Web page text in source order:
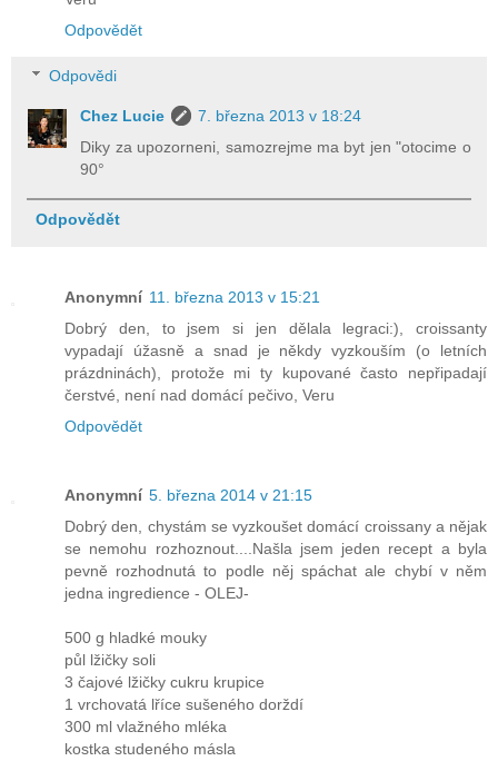
Odpovědět
Odpovědi
Chez Lucie
7. března 2013 v 18:24
Diky za upozorneni, samozrejme ma byt jen "otocime o
90°
Odpovědět
Anonymní 11. března 2013 v 15:21
Dobrý den, to jsem si jen dělala legraci:), croissanty
vypadají úžasně a snad je někdy vyzkouším (o letních
prázdninách), protože mi ty kupované často nepřipadají
čerstvé, není nad domácí pečivo, Veru
Odpovědět
Anonymní 5. března 2014 v 21:15
Dobrý den, chystám se vyzkoušet domácí croissany a nějak
se nemohu rozhoznout....Našla jsem jeden recept a byla
pevně rozhodnutá to podle něj spáchat ale chybí v něm
jedna ingredience - OLEJ-
500 g hladké mouky
půl lžičky soli
3 čajové lžičky cukru krupice
1 vrchovatá lříce sušeného dorždí
300 ml vlažného mléka
kostka studeného másla